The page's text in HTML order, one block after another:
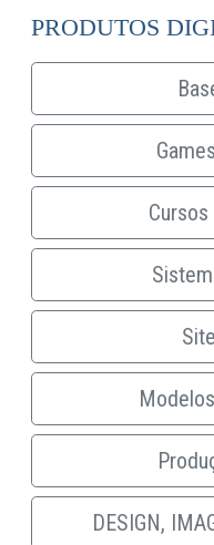
PRODUTOS
DESIGN,